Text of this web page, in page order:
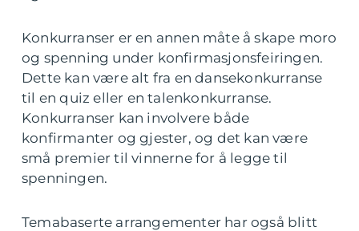
Konkurranser er en annen måte å skape moro
og spenning under konfirmasjonsfeiringen.
Dette kan være alt fra en dansekonkurranse
til en quiz eller en talenkonkurranse.
Konkurranser kan involvere både
konfirmanter og gjester, og det kan være
små premier til vinnerne for å legge til
spenningen.
Temabaserte arrangementer har også blitt